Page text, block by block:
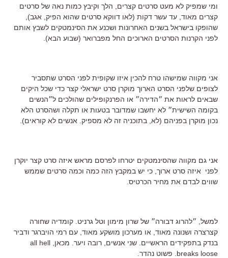
ומי שמפיק לא מעט סרטים קצרים, הלך וקיבץ כמות נאה של סרטים
קצרים מאוד, עד עשר דקות (לאו דווקא סרטים שהוא הפיק, אגב),
שהופקו בישראל בשנים האחרונות ושכנע את הסינמטקים לשבץ אותם
לפני הקרנות הסרטים הארוכים החל מפברואר (שבוע הבא).
אני מקווה שמישהו טרח להכין איזו שקופית לפני הסרט שתסביר
לצופים שלפני הסרט הארוך מוקרן סרט ישראלי קצר כדי שכל היקים
שבאים לראות את ״הדירה״ או הפרנקופילים שהולכים ל״הנשים
בקומה השישית״ לא יחשבו שמדובר בטעות או תקלה ושהסרט הלא
נכון מוקרן בפניהם (לא, בתוכניה זה לא מספיק. אנשים לא קוראים).
אני גם מקווה שהסינמטקים יטרחו לפרסם מראש איזה סרט קצר יוקרן
לפני איזה סרט ארוך, כי יש במקבץ הזה כמה וכמה סרטים שממש
שווים לבדם את מחיר הכרטיס.
למשל, ״להרוג דבורה״ של שרון מימון וטל גרניט. קומדיה שחורה
קצרצרה ושנונה מאוד, או מערכון מושקע מאוד, עם רמי הויברגר ודביר
בנדק בתפקידים הראשיים. שני אנשים, רובה ויער. מכאן, all hell
breaks loose. פשוט נהדר.